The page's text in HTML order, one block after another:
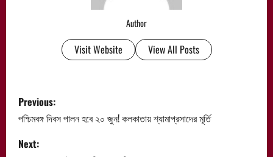
Author
Visit Website View All Posts
P
o
s
Previous:
পশ্চিমবঙ্গ দিবস পালন হবে ২০ জুন! কলকাতায় শ্যামাপ্রসাদের মূর্তি
Next: